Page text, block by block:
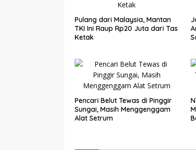
Pulang dari Malaysia, Mantan
TKI Ini Raup Rp20 Juta dari Tas
Ketak
Pencari Belut Tewas di Pinggir
Sungai, Masih Menggenggam
Alat Setrum